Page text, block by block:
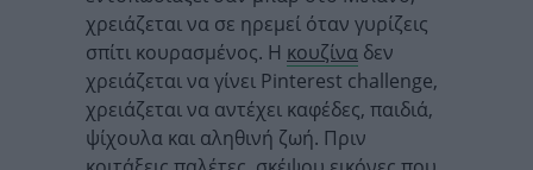
χρειάζεται να σε ηρεμεί όταν γυρίζεις
σπίτι κουρασμένος. Η κουζίνα δεν
χρειάζεται να γίνει Pinterest challenge,
χρειάζεται να αντέχει καφέδες, παιδιά,
ψίχουλα και αληθινή ζωή. Πριν